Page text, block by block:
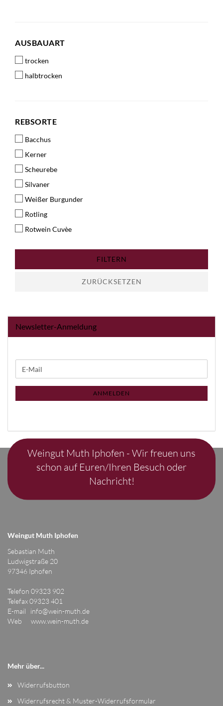
AUSBAUART
AUSBAUART
trocken
halbtrocken
REBSORTE
REBSORTE
Bacchus
Kerner
Scheurebe
Silvaner
Weißer Burgunder
Rotling
Rotwein Cuvèe
FILTERN
ZURÜCKSETZEN
Newsletter-Anmeldung
ZUR
E-
Mail
ANMELDEN
Weingut Muth Iphofen - Wir freuen uns
schon auf Euren/Ihren Besuch oder
Nachricht!
Weingut Muth Iphofen
Sebastian Muth
Ludwigstraße 20
97346 Iphofen
Telefon 09323 902
Telefax 09323 401
E-mail info@wein-muth.de
Web www.wein-muth.de
Mehr über...
Widerrufsbutton
Widerrufsrecht & Muster-Widerrufsformular